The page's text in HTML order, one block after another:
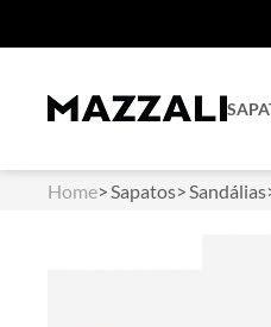
Home Sapatos Sandálias